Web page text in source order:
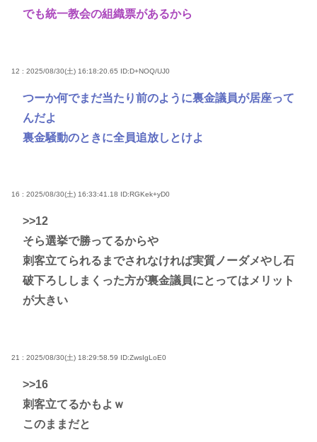
でも統一教会の組織票があるから
12 : 2025/08/30(土) 16:18:20.65 ID:D+NOQ/UJ0
つーか何でまだ当たり前のように裏金議員が居座って
んだよ
裏金騒動のときに全員追放しとけよ
16 : 2025/08/30(土) 16:33:41.18 ID:RGKek+yD0
>>12
そら選挙で勝ってるからや
刺客立てられるまでされなければ実質ノーダメやし石
破下ろししまくった方が裏金議員にとってはメリット
が大きい
21 : 2025/08/30(土) 18:29:58.59 ID:ZwsIgLoE0
>>16
刺客立てるかもよｗ
このままだと